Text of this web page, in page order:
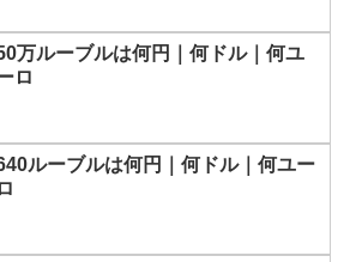
万ルーブルは何円｜何ドル｜何ユ
ロ
ルーブルは何円｜何ドル｜何ユー
ロ